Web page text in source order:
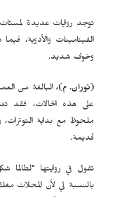
توجد روايات عديدة
الفيتامينات والأدوية،
وخوف شديد.
(توران. م)،
على هذه الحالات، فقد
ملحوظ مع بداية
قديمة.
تقول في روايتها "لطالما
بالنسبة لي لأن المحلات